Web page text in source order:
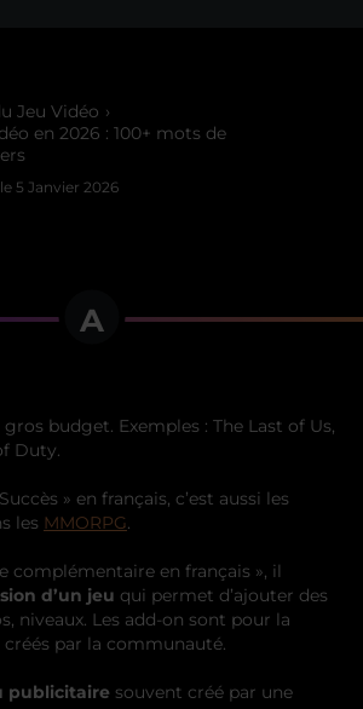
Jeu Vidéo
en 2026 : 100+ mots de
5 Janvier 2026
A
budget. Exemples : The Last of Us,
Duty.
» en français, c’est aussi les
les MMORPG.
complémentaire en français », il
d’un jeu qui permet d’ajouter des
niveaux. Les add-on sont pour la
par la communauté.
publicitaire souvent créé par une